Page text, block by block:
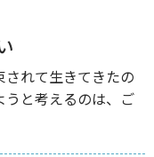
れて生きてきたの
と考えるのは、ご